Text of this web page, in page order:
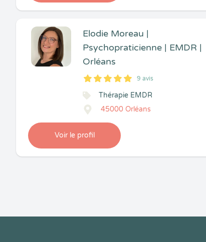
Elodie Moreau |
Psychopraticienne | EMDR |
Orléans
5
1
5
9 9 avis
Thérapie EMDR
45000 Orléans
Voir le profil